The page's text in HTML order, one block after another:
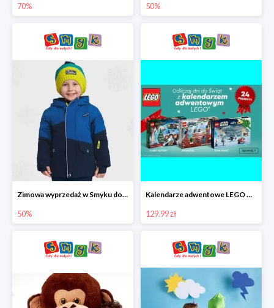
70% 50%
Zimowa wyprzedaż w Smyku do -50%
50%
Kalendarze adwentowe LEGO w Smyku w super cenie
129.99 zł